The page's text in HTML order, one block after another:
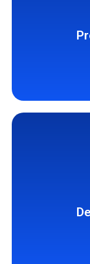
Em
60